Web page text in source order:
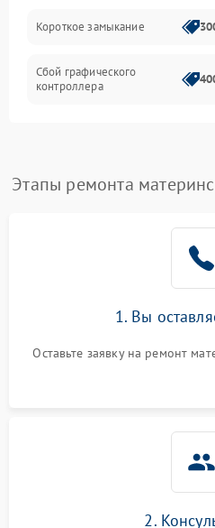
Короткое замыкание
Сбой графического
контроллера
Этапы ремонта
1. Вы
Оставьте заявку на ремонт
2.